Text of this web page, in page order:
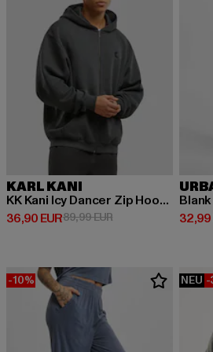
KARL KANI
KK Kani Icy Dancer Zip Hoodie
36,90 EUR
Derzeitiger Preis: 36,90 EUR
89,99 EURAktionspreis: 89,99
Blank
32,99
-10% NEU -